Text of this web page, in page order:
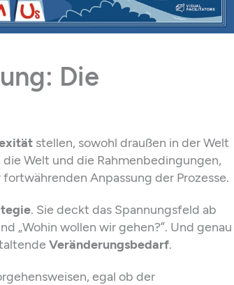
Die
stellen, sowohl draußen in der Welt
Welt und die Rahmenbedingungen,
Anpassung der Prozesse.
. Sie deckt das Spannungsfeld ab
„Wohin wollen wir gehen?”. Und genau
Veränderungsbedarf.
egal ob der